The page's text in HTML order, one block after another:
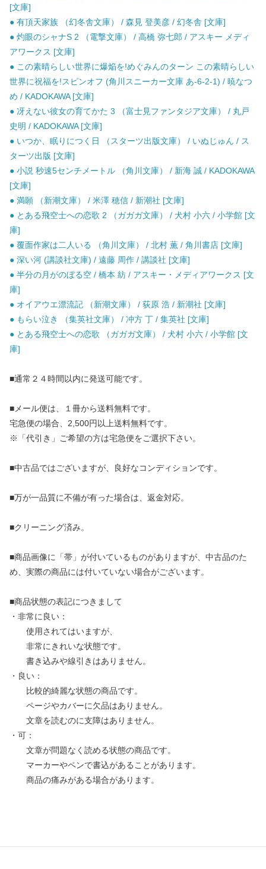
[文庫]
● 有頂天家族 （幻冬舎文庫） / 森見 登美彦 / 幻冬舎 [文庫]
● 灼眼のシャナS 2 （電撃文庫） / 高橋 弥七郎 / アスキー メディ
アワークス [文庫]
● この素晴らしい世界に爆焔を!めぐみんのターン この素晴らしい
世界に祝福を!スピンオフ (角川スニーカー文庫 あ-6-2-1) / 暁なつ
め / KADOKAWA [文庫]
● 冴えない彼女の育てかた 3 （富士見ファンタジア文庫） / 丸戸
史明 / KADOKAWA [文庫]
● いつか、眠りにつく日 （スターツ出版文庫） / いぬじゅん / ス
ターツ出版 [文庫]
● 小説 秒速5センチメートル （角川文庫） / 新海 誠 / KADOKAWA
[文庫]
● 満願 （新潮文庫） / 米澤 穂信 / 新潮社 [文庫]
● とある飛空士への恋歌 2 （ガガガ文庫） / 犬村 小六 / 小学館 [文
庫]
● 覆面作家は二人いる （角川文庫） / 北村 薫 / 角川書店 [文庫]
● 深い河 (講談社文庫) / 遠藤 周作 / 講談社 [文庫]
● 半分の月がのぼる空 / 橋本 紡 / アスキー・メディアワークス [文
庫]
● オイアウエ漂流記 （新潮文庫） / 荻原 浩 / 新潮社 [文庫]
● もらい泣き （集英社文庫） / 冲方 丁 / 集英社 [文庫]
● とある飛空士への恋歌 （ガガガ文庫） / 犬村 小六 / 小学館 [文
庫]
■通常２４時間以内に発送可能です。
■メール便は、１冊から送料無料です。
宅急便の場合、2,500円以上送料無料です。
※「代引き」ご希望の方は宅急便をご選択下さい。
■中古品ではございますが、良好なコンディションです。
■万が一品質に不備が有った場合は、返金対応。
■クリーニング済み。
■商品画像に「帯」が付いているものがありますが、中古品のた
め、実際の商品には付いていない場合がございます。
■商品状態の表記につきまして
・非常に良い：
使用されてはいますが、
非常にきれいな状態です。
書き込みや線引きはありません。
・良い：
比較的綺麗な状態の商品です。
ページやカバーに欠品はありません。
文章を読むのに支障はありません。
・可：
文章が問題なく読める状態の商品です。
マーカーやペンで書込があることがあります。
商品の痛みがある場合があります。